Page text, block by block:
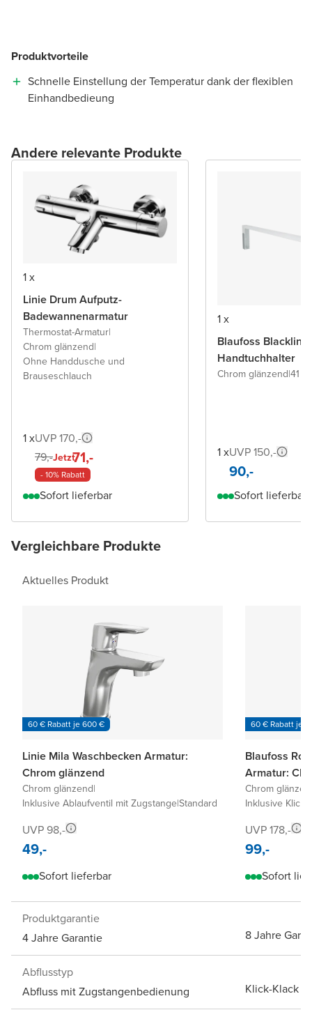
Produktvorteile
Schnelle Einstellung der Temperatur dank der flexiblen
Einhandbedieung
Andere relevante Produkte
1 x
Linie Drum Aufputz-
Badewannenarmatur
Thermostat-Armatur|
Chrom glänzend|
Ohne Handdusche und
Brauseschlauch
1 xUVP 170,-
79,-Jetzt71,-
- 10% Rabatt
Sofort lieferbar
1 x
Blaufoss Blackline
Handtuchhalter
Chrom glänzend|41
1 xUVP 150,-
90,-
Sofort lieferbar
Vergleichbare Produkte
Aktuelles Produkt
60 € Rabatt je 600 €
Linie Mila Waschbecken Armatur:
Chrom glänzend
Chrom glänzend|
Inklusive Ablaufventil mit Zugstange|Standard
UVP 98,-
49,-
Sofort lieferbar
60 € Rabatt je
Blaufoss
Armatur:
Chrom
Inklusive
UVP 178,-
99,-
Sofort
Produktgarantie
4 Jahre Garantie
8 Jahre
Abflusstyp
Abfluss mit Zugstangenbedienung
Klick-Klack